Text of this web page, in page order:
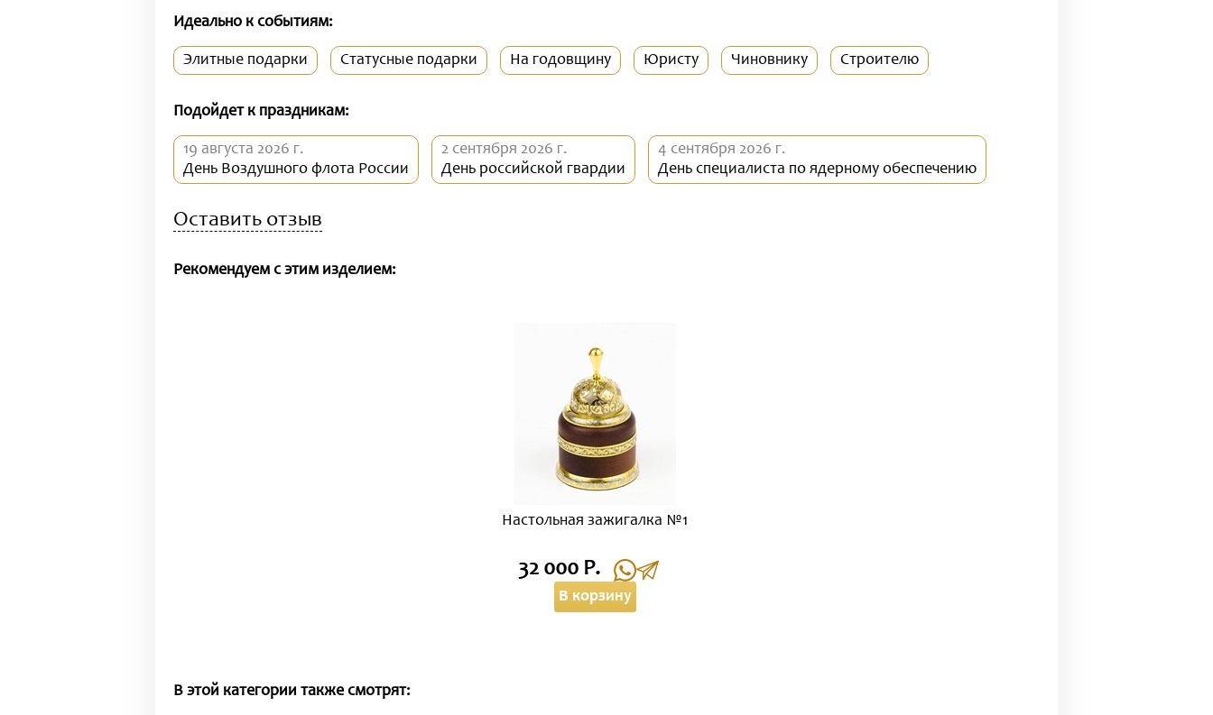
Идеально к событиям:
Элитные подарки Статусные подарки На годовщину Юристу Чиновнику Строителю
Подойдет к праздникам:
19 августа 2026 г.
День Воздушного флота России
2 сентября 2026 г.
День российской гвардии
4 сентября 2026 г.
День специалиста по ядерному обеспечению
Оставить отзыв
Рекомендуем с этим изделием:
Настольная зажигалка №1
32 000 Р.
В корзину
В этой категории также смотрят: